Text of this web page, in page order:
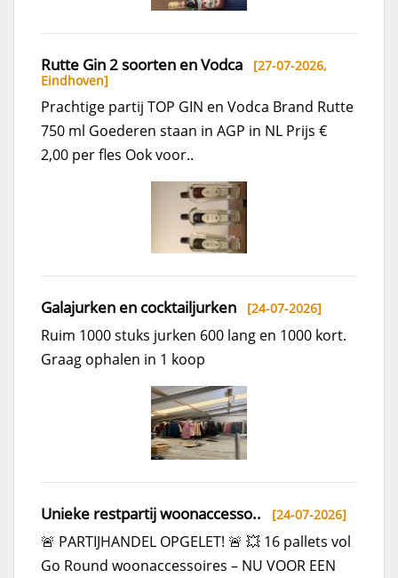
Rutte Gin 2 soorten en Vodca [27-07-2026,
Eindhoven]
Prachtige partij TOP GIN en Vodca Brand Rutte
750 ml Goederen staan in AGP in NL Prijs €
2,00 per fles Ook voor..
Galajurken en cocktailjurken [24-07-2026]
Ruim 1000 stuks jurken 600 lang en 1000 kort.
Graag ophalen in 1 koop
Unieke restpartij woonaccesso.. [24-07-2026]
🚨 PARTIJHANDEL OPGELET! 🚨 💥 16 pallets vol
Go Round woonaccessoires – NU VOOR EEN